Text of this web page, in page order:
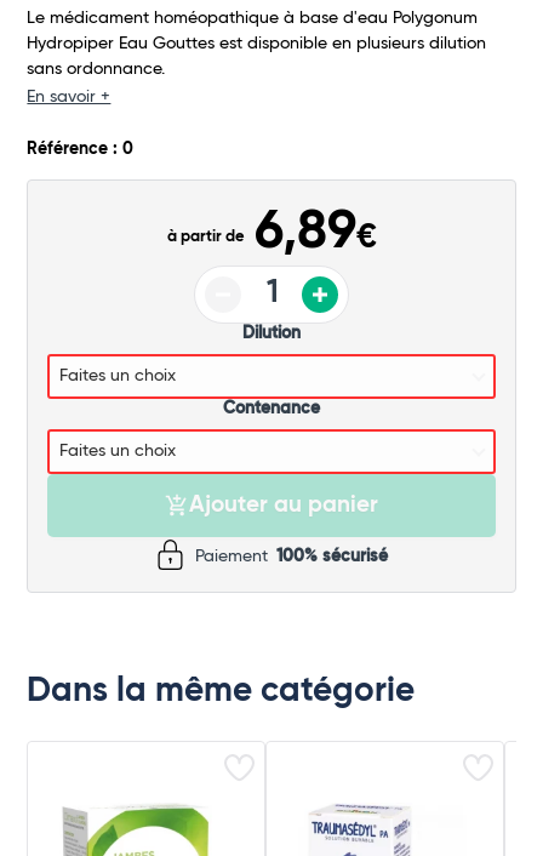
Le médicament homéopathique à base d'eau Polygonum
Hydropiper Eau Gouttes est disponible en plusieurs dilution
sans ordonnance.
En savoir +
Référence : 0
à partir de 6,89€
Dilution
Contenance
Ajouter au panier
Paiement 100% sécurisé
Dans la même catégorie